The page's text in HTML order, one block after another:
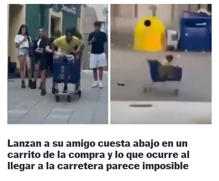
Lanzan a su amigo cuesta abajo en un
carrito de la compra y lo que ocurre al
llegar a la carretera parece imposible